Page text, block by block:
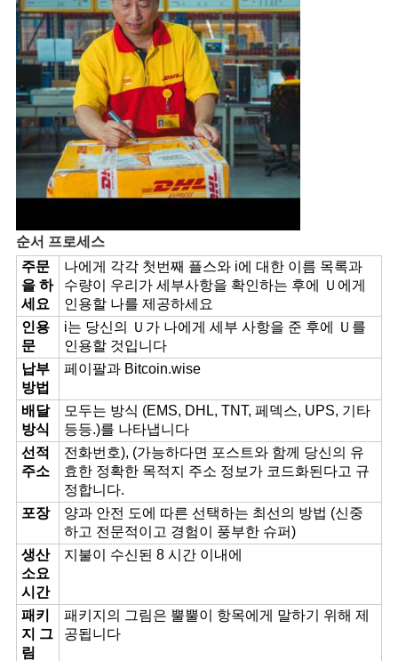
순서 프로세스
주문
을 하
세요
나에게 각각 첫번째 플스와 i에 대한 이름 목록과
수량이 우리가 세부사항을 확인하는 후에 Ｕ에게
인용할 나를 제공하세요
인용
문
i는 당신의 Ｕ가 나에게 세부 사항을 준 후에 Ｕ를
인용할 것입니다
납부
방법
페이팔과 Bitcoin.wise
배달
방식
모두는 방식 (EMS, DHL, TNT, 페덱스, UPS, 기타
등등.)를 나타냅니다
선적
주소
전화번호), (가능하다면 포스트와 함께 당신의 유
효한 정확한 목적지 주소 정보가 코드화된다고 규
정합니다.
포장
양과 안전 도에 따른 선택하는 최선의 방법 (신중
하고 전문적이고 경험이 풍부한 슈퍼)
생산
소요
시간
지불이 수신된 8 시간 이내에
패키
지 그
림
패키지의 그림은 뿔뿔이 항목에게 말하기 위해 제
공됩니다